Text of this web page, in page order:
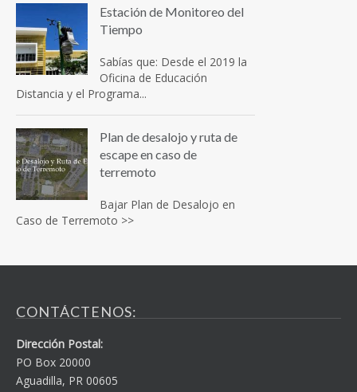
Estación de Monitoreo del
Tiempo
Sabías que: Desde el 2019 la
Oficina de Educación
Distancia y el Programa...
Plan de desalojo y ruta de
escape en caso de
terremoto
Bajar Plan de Desalojo en
Caso de Terremoto >>
CONTÁCTENOS:
Dirección Postal:
PO Box 20000
Aguadilla, PR 00605